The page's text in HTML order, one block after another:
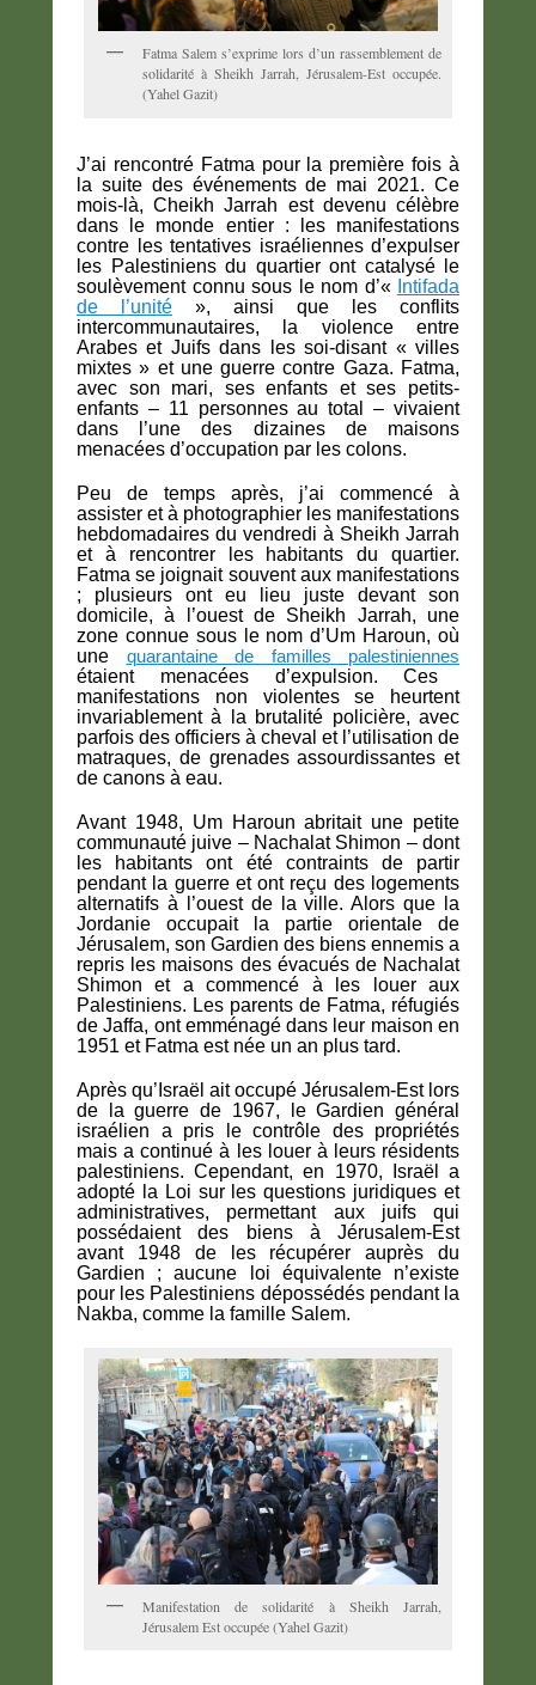
Fatma Salem s’exprime lors d’un rassemblement de
solidarité à Sheikh Jarrah, Jérusalem-Est occupée.
(Yahel Gazit)
J’ai rencontré Fatma pour la première fois à
la suite des événements de mai 2021. Ce
mois-là, Cheikh Jarrah est devenu célèbre
dans le monde entier : les manifestations
contre les tentatives israéliennes d’expulser
les Palestiniens du quartier ont catalysé le
soulèvement connu sous le nom d’« Intifada
de l’unité », ainsi que les conflits
intercommunautaires, la violence entre
Arabes et Juifs dans les soi-disant « villes
mixtes » et une guerre contre Gaza. Fatma,
avec son mari, ses enfants et ses petits-
enfants – 11 personnes au total – vivaient
dans l’une des dizaines de maisons
menacées d’occupation par les colons.
Peu de temps après, j’ai commencé à
assister et à photographier les manifestations
hebdomadaires du vendredi à Sheikh Jarrah
et à rencontrer les habitants du quartier.
Fatma se joignait souvent aux manifestations
; plusieurs ont eu lieu juste devant son
domicile, à l’ouest de Sheikh Jarrah, une
zone connue sous le nom d’Um Haroun, où
une quarantaine de familles palestiniennes
étaient menacées d’expulsion. Ces
manifestations non violentes se heurtent
invariablement à la brutalité policière, avec
parfois des officiers à cheval et l’utilisation de
matraques, de grenades assourdissantes et
de canons à eau.
Avant 1948, Um Haroun abritait une petite
communauté juive – Nachalat Shimon – dont
les habitants ont été contraints de partir
pendant la guerre et ont reçu des logements
alternatifs à l’ouest de la ville. Alors que la
Jordanie occupait la partie orientale de
Jérusalem, son Gardien des biens ennemis a
repris les maisons des évacués de Nachalat
Shimon et a commencé à les louer aux
Palestiniens. Les parents de Fatma, réfugiés
de Jaffa, ont emménagé dans leur maison en
1951 et Fatma est née un an plus tard.
Après qu’Israël ait occupé Jérusalem-Est lors
de la guerre de 1967, le Gardien général
israélien a pris le contrôle des propriétés
mais a continué à les louer à leurs résidents
palestiniens. Cependant, en 1970, Israël a
adopté la Loi sur les questions juridiques et
administratives, permettant aux juifs qui
possédaient des biens à Jérusalem-Est
avant 1948 de les récupérer auprès du
Gardien ; aucune loi équivalente n’existe
pour les Palestiniens dépossédés pendant la
Nakba, comme la famille Salem.
Manifestation de solidarité à Sheikh Jarrah,
Jérusalem Est occupée (Yahel Gazit)